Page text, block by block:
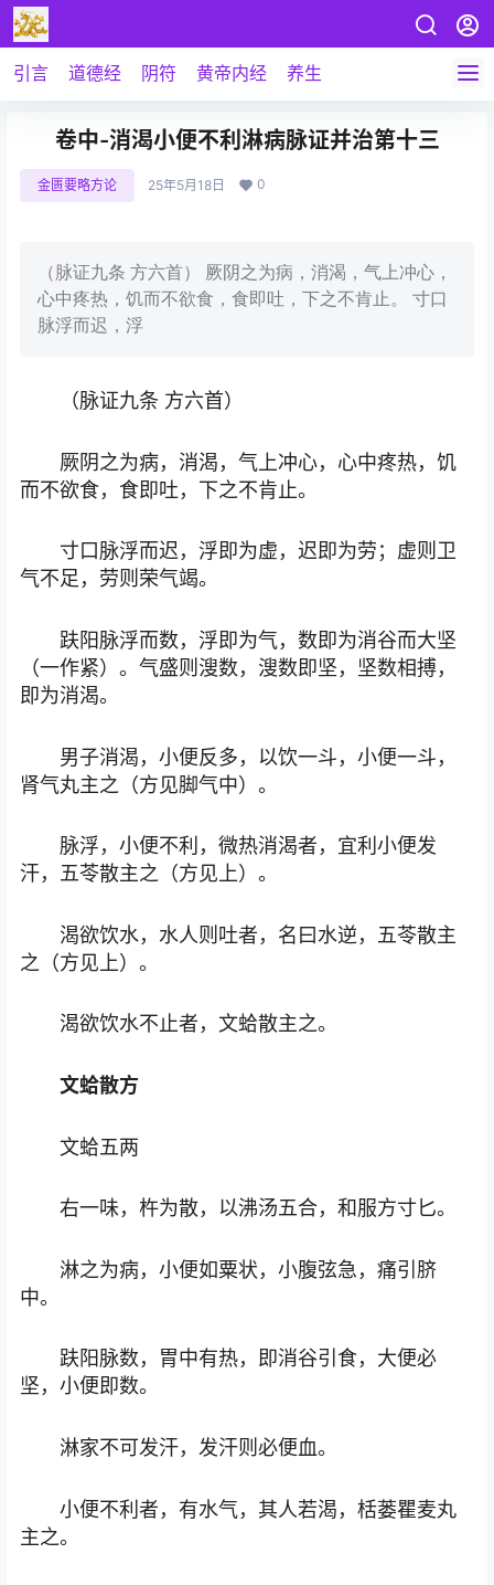
引言 道德经 阴符 黄帝内经 养生
卷中-消渴小便不利淋病脉证并治第十三
金匮要略方论 25年5月18日 0
（脉证九条 方六首） 厥阴之为病，消渴，气上冲心，
心中疼热，饥而不欲食，食即吐，下之不肯止。 寸口
脉浮而迟，浮
（脉证九条 方六首）
厥阴之为病，消渴，气上冲心，心中疼热，饥
而不欲食，食即吐，下之不肯止。
寸口脉浮而迟，浮即为虚，迟即为劳；虚则卫
气不足，劳则荣气竭。
趺阳脉浮而数，浮即为气，数即为消谷而大坚
（一作紧）。气盛则溲数，溲数即坚，坚数相搏，
即为消渴。
男子消渴，小便反多，以饮一斗，小便一斗，
肾气丸主之（方见脚气中）。
脉浮，小便不利，微热消渴者，宜利小便发
汗，五苓散主之（方见上）。
渴欲饮水，水人则吐者，名曰水逆，五苓散主
之（方见上）。
渴欲饮水不止者，文蛤散主之。
文蛤散方
文蛤五两
右一味，杵为散，以沸汤五合，和服方寸匕。
淋之为病，小便如粟状，小腹弦急，痛引脐
中。
趺阳脉数，胃中有热，即消谷引食，大便必
坚，小便即数。
淋家不可发汗，发汗则必便血。
小便不利者，有水气，其人若渴，栝蒌瞿麦丸
主之。